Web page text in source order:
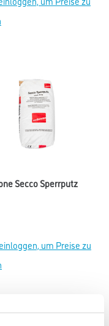
Secco Sperrputz
um Preise zu